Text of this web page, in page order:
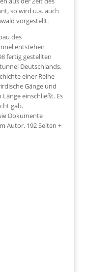
so wird u.a. auch
vorgestellt.
des
entstehen
fertig gestellten
Deutschlands.
einer Reihe
Gänge und
einschließt. Es
gab.
Dokumente
Autor. 192 Seiten +